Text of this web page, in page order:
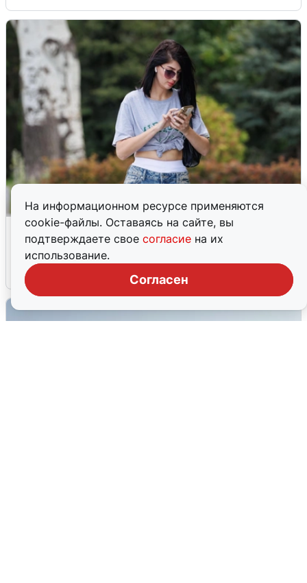
На информационном ресурсе применяются
cookie-файлы. Оставаясь на сайте, вы
подтверждаете свое согласие на их
использование.
Согласен
Волгоградцы остались без
мобильного интернета
6 августа